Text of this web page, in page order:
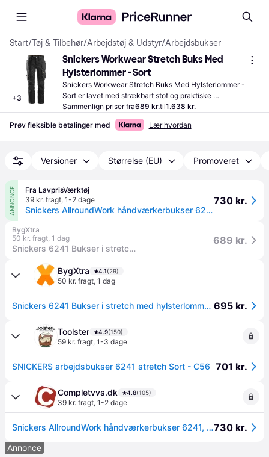
Start/Tøj & Tilbehør/Arbejdstøj & Udstyr/Arbejdsbukser
+3
Snickers Workwear Stretch Buks Med
Hylsterlommer - Sort
Snickers Workwear Stretch Buks Med Hylsterlommer -
Sort er lavet med strækbart stof og praktiske
hylsterlommer, der giver komfort og funktionalitet i dit
Sammenlign priser fra689 kr.til1.638 kr.
Prøv fleksible betalinger med Lær hvordan
Versioner Størrelse (EU) Promoveret
ANNONCE
Fra LavprisVærktøj
39 kr. fragt, 1-2 dage
Snickers AllroundWork håndværkerbukser 6241, Sort, 52
730 kr.
BygXtra
50 kr. fragt, 1 dag
Snickers 6241 Bukser i stretch med hylsterlommer i sort/sort - Str. 54
689 kr.
BygXtra 4.1(29)
50 kr. fragt, 1 dag
Snickers 6241 Bukser i stretch med hylsterlommer i sort/sort - Str. 52 695 kr.
Toolster 4.9(150)
59 kr. fragt, 1-3 dage
SNICKERS arbejdsbukser 6241 stretch Sort - C56 701 kr.
Completvvs.dk 4.8(105)
39 kr. fragt, 1-2 dage
Snickers AllroundWork håndværkerbukser 6241, Sort, 96730 kr.
Annonce